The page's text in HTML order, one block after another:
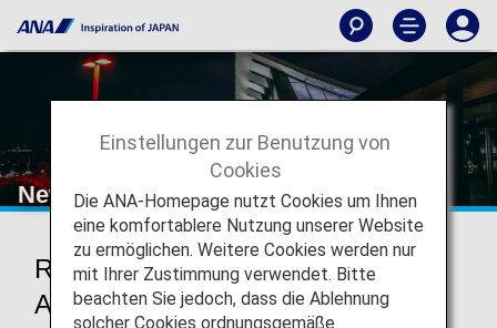
New Chitose Airport
Reisen zum und vom New Chitose
Airport
Einstellungen zur Benutzung von
Cookies
Die ANA-Homepage nutzt Cookies um Ihnen
eine komfortablere Nutzung unserer Website
zu ermöglichen. Weitere Cookies werden nur
mit Ihrer Zustimmung verwendet. Bitte
beachten Sie jedoch, dass die Ablehnung
solcher Cookies ordnungsgemäße